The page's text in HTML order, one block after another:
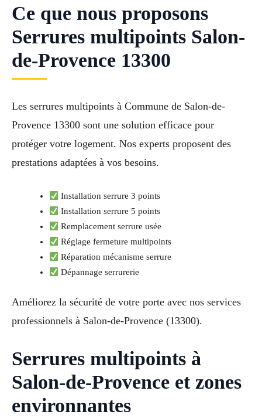
Ce que nous proposons
Serrures multipoints Salon-
de-Provence 13300
Les serrures multipoints à Commune de Salon-de-
Provence 13300 sont une solution efficace pour
protéger votre logement. Nos experts proposent des
prestations adaptées à vos besoins.
Installation serrure 3 points
Installation serrure 5 points
Remplacement serrure usée
Réglage fermeture multipoints
Réparation mécanisme serrure
Dépannage serrurerie
Améliorez la sécurité de votre porte avec nos services
professionnels à Salon-de-Provence (13300).
Serrures multipoints à
Salon-de-Provence et zones
environnantes